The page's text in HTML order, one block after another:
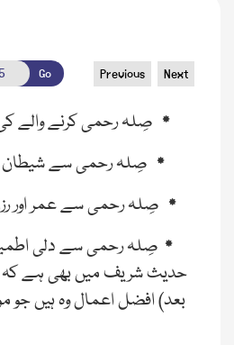
Go Previous Next
٭ صِلہ رحمی کرنے والے
٭ صِلہ رحمی سے شیطان
٭ صِلہ رحمی سے عمر اور
٭ صِلہ رحمی سے دلی
حديث شريف ميں بھی ہے کہ
بعد)افضل اعمال وہ ہيں